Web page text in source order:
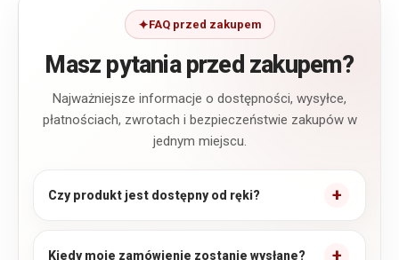
FAQ przed zakupem
Masz pytania przed zakupem?
Najważniejsze informacje o dostępności, wysyłce,
płatnościach, zwrotach i bezpieczeństwie zakupów w
jednym miejscu.
Czy produkt jest dostępny od ręki?
Kiedy moje zamówienie zostanie wysłane?